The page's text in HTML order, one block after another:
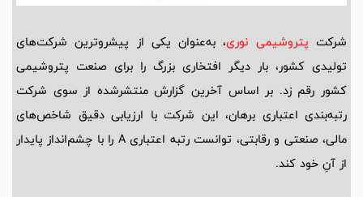
شرکت پتروشیمی نوری، به‌عنوان یکی از پیشروترین شرکت‌های
تولیدی کشور، بار دیگر افتخاری بزرگ را برای صنعت پتروشیمی
کشور رقم زد. بر اساس آخرین گزارش منتشرشده از سوی شرکت
رتبه‌بندی اعتباری برهان، این شرکت با ارزیابی دقیق شاخص‌های
مالی، صنعتی و رقابتی، توانست رتبه اعتباری A را با چشم‌انداز پایدار
از آنِ خود کند.